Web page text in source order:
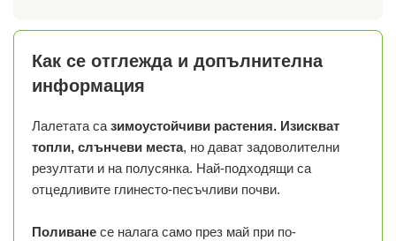
Как се отглежда и допълнителна
информация
Лалетата са зимоустойчиви растения. Изискват
топли, слънчеви места, но дават задоволителни
резултати и на полусянка. Най-подходящи са
отцедливите глинесто-песъчливи почви.
Поливане се налага само през май при по-